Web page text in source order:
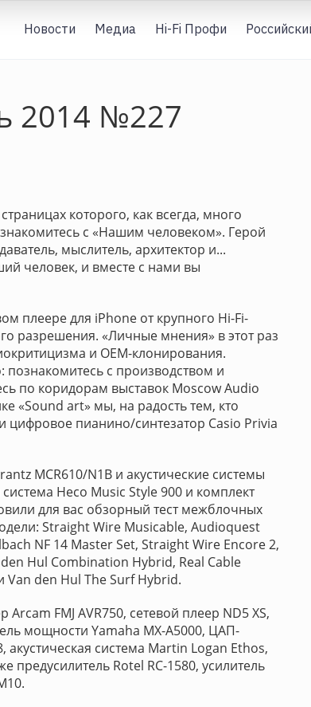
Новости Медиа Hi-Fi Профи
2014 №227
которого, как всегда, много
с «Нашим человеком». Герой
мыслитель, архитектор и...
человек, и вместе с нами вы
плеере для iPhone от крупного Hi-Fi-
разрешения. «Личные мнения» в этот раз
и ОЕМ-клонирования.
познакомитесь с производством и
по коридорам выставок Moscow Audio
«Sound art» мы, на радость тем, кто
цифровое пианино/синтезатор Casio Privia
MCR610/N1B и акустические системы
Heco Music Style 900 и комплект
для вас обзорный тест межблочных
Straight Wire Musicable, Audioquest
NF 14 Master Set, Straight Wire Encore 2,
Hul Combination Hybrid, Real Cable
Van den Hul The Surf Hybrid.
FMJ AVR750, сетевой плеер ND5 XS,
мощности Yamaha MX-A5000, ЦАП-
акустическая система Martin Logan Ethos,
предусилитель Rotel RC-1580, усилитель